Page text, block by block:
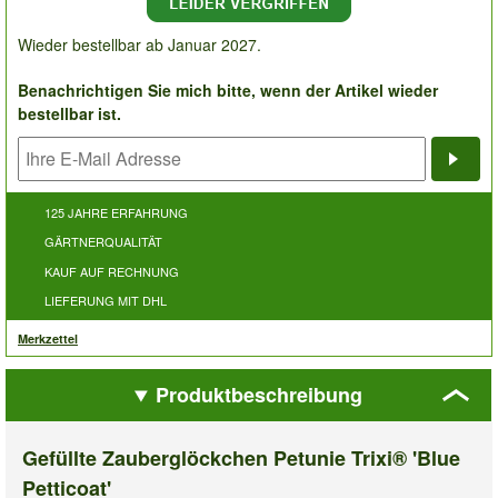
Wieder bestellbar ab Januar 2027.
Benachrichtigen Sie mich bitte, wenn der Artikel wieder
bestellbar ist.
125 JAHRE ERFAHRUNG
GÄRTNERQUALITÄT
KAUF AUF RECHNUNG
LIEFERUNG MIT DHL
Merkzettel
Produktbeschreibung
Gefüllte Zauberglöckchen Petunie Trixi® 'Blue
Petticoat'